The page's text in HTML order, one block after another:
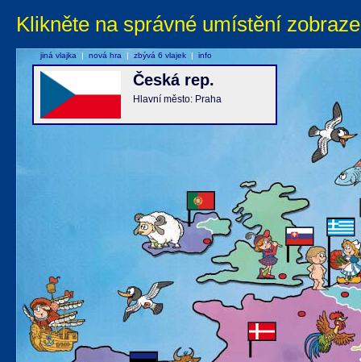
Klikněte na správné umístění
Česká rep.
Hlavní město: Praha
jiná vlajka | nová hra | zbývá 6 vlajek | info